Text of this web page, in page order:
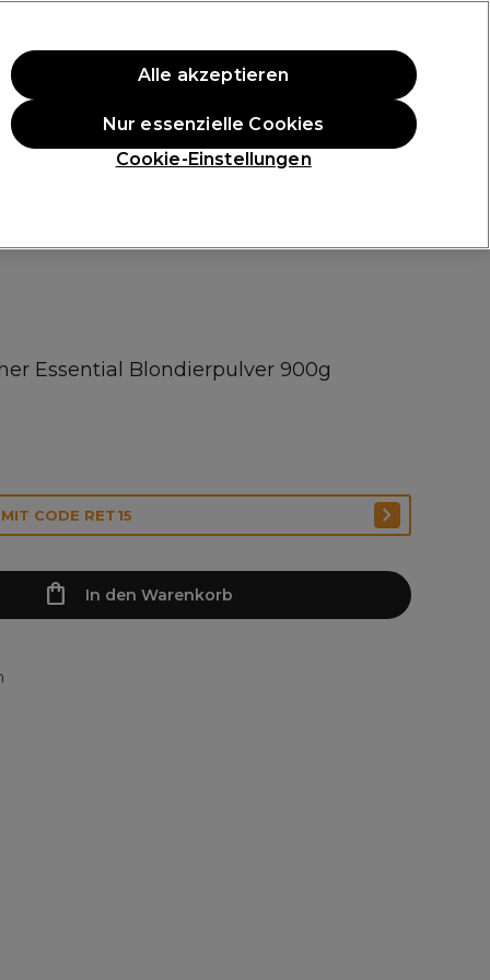
Anmelden
Die Professional Preise Vegane Produkte
Gratis Lieferung ab 40 €
Essential Blondierpulver 900g
CODE RET15
In den Warenkorb
Cookie-Einstellungen
Nur essenzielle Cookies
Alle akzeptieren